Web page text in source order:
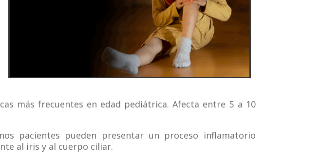
más frecuentes en edad pediátrica. Afecta entre 5 a 10
pacientes pueden presentar un proceso inflamatorio
al iris y al cuerpo ciliar.